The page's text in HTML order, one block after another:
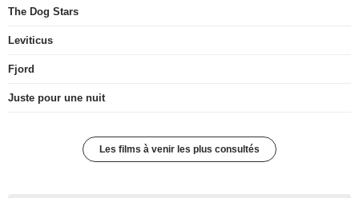
The Dog Stars
Leviticus
Fjord
Juste pour une nuit
Les films à venir les plus consultés